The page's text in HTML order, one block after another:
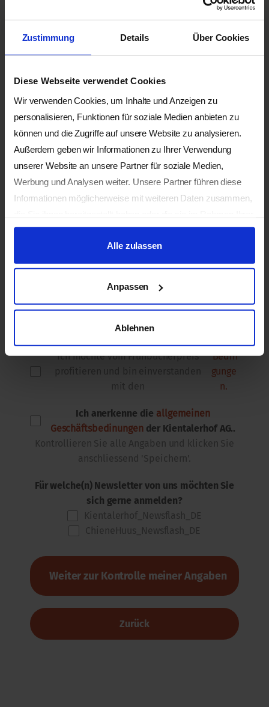
Zustimmung Details Über Cookies
Diese Webseite verwendet Cookies
Wir verwenden Cookies, um Inhalte und Anzeigen zu
personalisieren, Funktionen für soziale Medien anbieten zu
können und die Zugriffe auf unsere Website zu analysieren.
Außerdem geben wir Informationen zu Ihrer Verwendung
unserer Website an unsere Partner für soziale Medien,
Werbung und Analysen weiter. Unsere Partner führen diese
Informationen möglicherweise mit weiteren Daten zusammen,
Nutzung der Dienste gesammelt haben.
Alle zulassen
Anpassen
Ablehnen
Unsere Küche ist vegetarisch. Haben Sie
Ich esse glutenfrei
Ich esse vegan/laktosefrei UND
glutenfrei
Auswahl löschen
per E-Mail senden
per Briefpost senden
Ich möchte vom Frühbucherpreis
mit den
Bedin
gunge
n.
Ich anerkenne die allgemeinen
Geschäftsbedinungender Kientalerhof AG..
Kontrollieren Sie alle Angaben und klicken Sie
anschliessend 'Speichern'.
Für welche(n) Newsletter von uns möchten Sie
sich gerne anmelden?
Kientalerhof_Newsflash_DE
ChieneHuus_Newsflash_DE
Zurück